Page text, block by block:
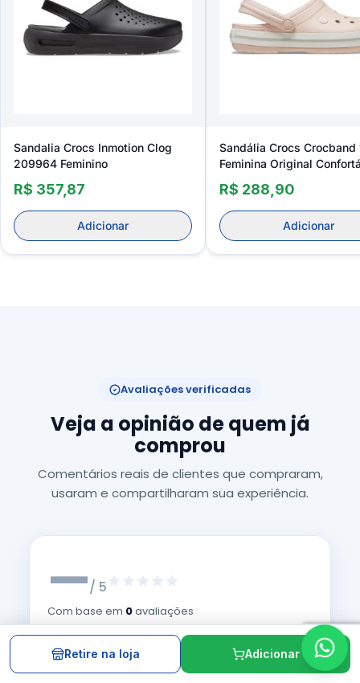
Sandalia Crocs Inmotion Clog
209964 Feminino
R$ 357,87
Adicionar
Sandália Crocs Crocband
Feminina Original
R$ 288,90
Adicionar
Avaliações verificadas
Veja a opinião de quem já
comprou
Comentários reais de clientes que compraram,
usaram e compartilharam sua experiência.
—/ 5
Com base em 0avaliações
Compras verificadas
Retire na loja
Adicionar